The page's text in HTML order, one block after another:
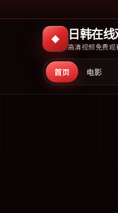
◆ 日韩在线
高清视频免费观
首页 电影